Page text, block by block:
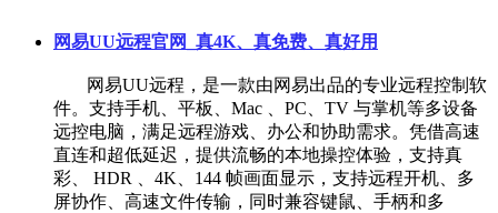
网易UU远程官网_真4K、真免费、真好用
网易UU远程，是一款由网易出品的专业远程控制软
件。支持手机、平板、Mac 、PC、TV 与掌机等多设备
远控电脑，满足远程游戏、办公和协助需求。凭借高速
直连和超低延迟，提供流畅的本地操控体验，支持真
彩、 HDR 、4K、144 帧画面显示，支持远程开机、多
屏协作、高速文件传输，同时兼容键鼠、手柄和多